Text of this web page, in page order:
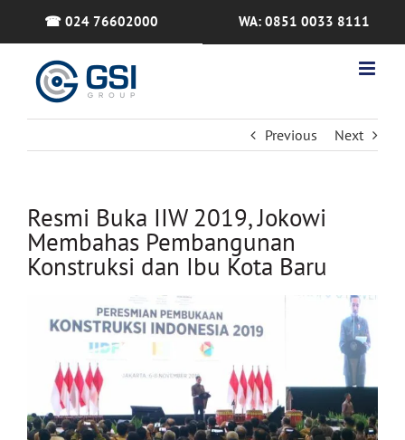
☎ 024 76602000 WA: 0851 0033 8111
Previous Next
Resmi Buka IIW 2019, Jokowi
Membahas Pembangunan
Konstruksi dan Ibu Kota Baru